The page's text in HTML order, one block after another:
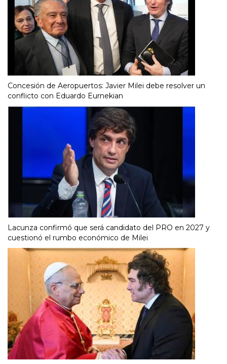
Concesión de Aeropuertos: Javier Milei debe resolver un
conflicto con Eduardo Eurnekian
Lacunza confirmó que será candidato del PRO en 2027 y
cuestionó el rumbo económico de Milei